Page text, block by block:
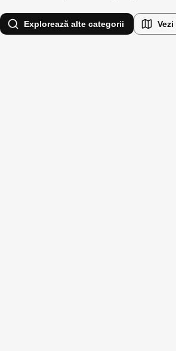
Explorează alte categorii